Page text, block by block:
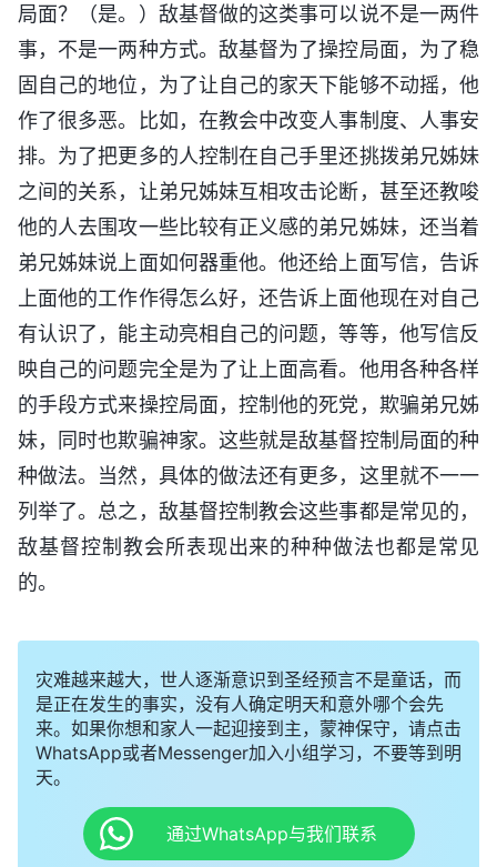
局面？（是。）敌基督做的这类事可以说不是一两件
事，不是一两种方式。敌基督为了操控局面，为了稳
固自己的地位，为了让自己的家天下能够不动摇，他
作了很多恶。比如，在教会中改变人事制度、人事安
排。为了把更多的人控制在自己手里还挑拨弟兄姊妹
之间的关系，让弟兄姊妹互相攻击论断，甚至还教唆
他的人去围攻一些比较有正义感的弟兄姊妹，还当着
弟兄姊妹说上面如何器重他。他还给上面写信，告诉
上面他的工作作得怎么好，还告诉上面他现在对自己
有认识了，能主动亮相自己的问题，等等，他写信反
映自己的问题完全是为了让上面高看。他用各种各样
的手段方式来操控局面，控制他的死党，欺骗弟兄姊
妹，同时也欺骗神家。这些就是敌基督控制局面的种
种做法。当然，具体的做法还有更多，这里就不一一
列举了。总之，敌基督控制教会这些事都是常见的，
敌基督控制教会所表现出来的种种做法也都是常见
的。
灾难越来越大，世人逐渐意识到圣经预言不是童话，而
是正在发生的事实，没有人确定明天和意外哪个会先
来。如果你想和家人一起迎接到主，蒙神保守，请点击
WhatsApp或者Messenger加入小组学习，不要等到明
天。
通过WhatsApp与我们联系